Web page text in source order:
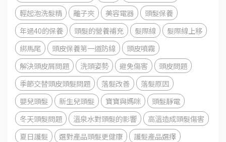
輕起泡洗髮精
離子夾 美容電器
頭髮保養
年過40的保養
頭髮的營養補充 髮際線
髮際線上移
綁馬尾
頭皮保養第一道防線
頭皮噴霧
解決頭皮屑問題
洗頭姿勢 避免傷害
頭皮問題
季節交替頭皮頭髮問題
落髮改善
落髮原因
嬰兒頭髮
新生兒頭髮 寶寶與媽咪
頭髮靜電
冬天頭髮問題
溫泉水對頭髮的影響
高溫造成頭髮傷害
夏日護髮
選對產品頭髮更健康
護髮產品選擇